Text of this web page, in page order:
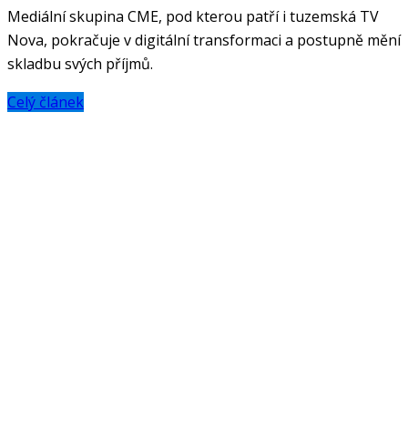
Mediální skupina CME, pod kterou patří i tuzemská TV
Nova, pokračuje v digitální transformaci a postupně mění
skladbu svých příjmů.
Celý článek